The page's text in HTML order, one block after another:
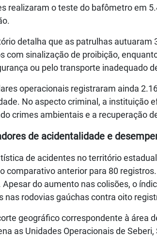
realizaram o teste do bafômetro em
detalha que as patrulhas
com sinalização de proibição,
ou pelo transporte inadequado
operacionais registraram ainda
No aspecto criminal, a instituição
crimes ambientais e a recuperação
de acidentalidade e
de acidentes no território
comparativo anterior para 80
Apesar do aumento nas colisões, o
nas rodovias gaúchas contra oito
geográfico correspondente à área
as Unidades Operacionais de